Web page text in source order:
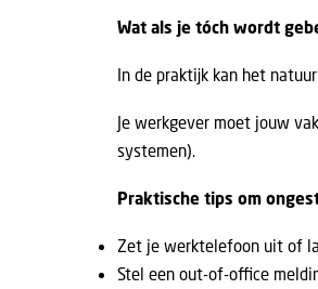
Wat als je tóch wordt
In de praktijk kan het
Je werkgever moet jouw
systemen).
Praktische tips om
Zet je werktelefoon uit of
Stel een out-of-office